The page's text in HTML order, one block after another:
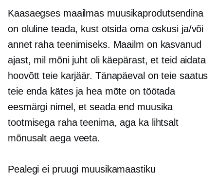
Kaasaegses maailmas muusikaprodutsendina
on oluline teada, kust otsida oma oskusi ja/või
annet raha teenimiseks. Maailm on kasvanud
ajast, mil mõni juht oli käepärast, et teid aidata
hoovõtt teie karjäär. Tänapäeval on teie saatus
teie enda kätes ja hea mõte on töötada
eesmärgi nimel, et seada end muusika
tootmisega raha teenima, aga ka lihtsalt
mõnusalt aega veeta.
Pealegi ei pruugi muusikamaastiku